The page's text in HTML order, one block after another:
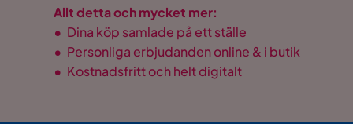
Allt detta och mycket mer:
• Dina köp samlade på ett ställe
• Personliga erbjudanden online & i butik
• Kostnadsfritt och helt digitalt